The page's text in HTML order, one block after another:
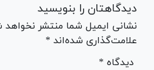
دیدگاهتان را بنویسید
نشانی ایمیل شما منتشر
علامت‌گذاری شده‌اند *
* دیدگاه